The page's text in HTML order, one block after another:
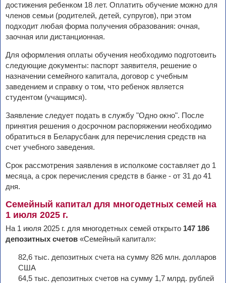
достижения ребенком 18 лет. Оплатить обучение можно для
членов семьи (родителей, детей, супругов), при этом
подходит любая форма получения образования: очная,
заочная или дистанционная.
Для оформления оплаты обучения необходимо подготовить
следующие документы: паспорт заявителя, решение о
назначении семейного капитала, договор с учебным
заведением и справку о том, что ребенок является
студентом (учащимся).
Заявление следует подать в службу "Одно окно". После
принятия решения о досрочном распоряжении необходимо
обратиться в Беларусбанк для перечисления средств на
счет учебного заведения.
Срок рассмотрения заявления в исполкоме составляет до 1
месяца, а срок перечисления средств в банке - от 31 до 41
дня.
Семейный капитал для многодетных семей на
1 июля 2025 г.
На 1 июля 2025 г. для многодетных семей открыто 147 186
депозитных счетов «Семейный капитал»:
82,6 тыс. депозитных счета на сумму 826 млн. долларов
США
64,5 тыс. депозитных счетов на сумму 1,7 млрд. рублей